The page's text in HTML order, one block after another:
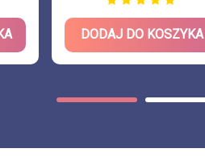
DODAJ DO KOSZYKA